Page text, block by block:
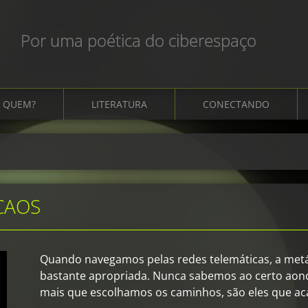
Por uma poética do ciberespaço
QUEM? LITERATURA CONECTANDO
Quando navegamos pelas redes telemáticas, a
bastante apropriada. Nunca sabemos ao certo
mais que escolhamos os caminhos, são eles que